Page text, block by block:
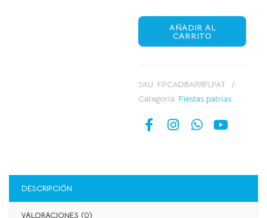
AÑADIR AL
CARRITO
SKU: FPCADBARRPLPAT
Categoría: Fiestas patrías
DESCRIPCIÓN
VALORACIONES (0)